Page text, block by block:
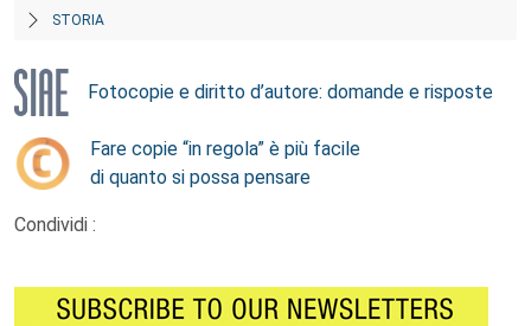
STORIA
Fotocopie e diritto d’autore: domande e risposte
Fare copie “in regola” è più facile
di quanto si possa pensare
Condividi :